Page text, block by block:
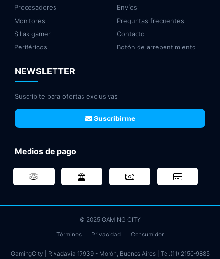
Procesadores
Monitores
Sillas gamer
Periféricos
Envíos
Preguntas frecuentes
Contacto
Botón de arrepentimiento
NEWSLETTER
Suscribite para ofertas exclusivas
Suscribirme
Medios de pago
© 2025 GAMING CITY
Términos
Privacidad Consumidor
GamingCity | Rivadavia 17939 - Morón, Buenos Aires | Tel:(11) 2150-9885